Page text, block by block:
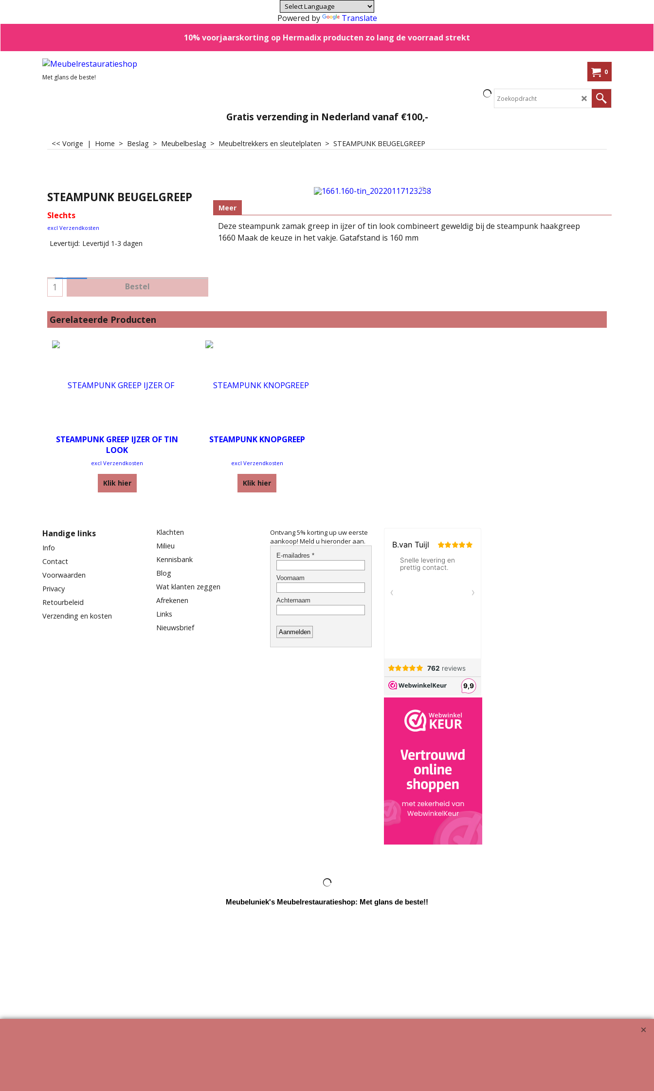
Powered by
Translate
10% voorjaarskorting op Hermadix producten zo lang de voorraad strekt
Met glans de beste!
0
Gratis verzending in Nederland vanaf €100,-
<< Vorige | Home > Beslag > Meubelbeslag > Meubeltrekkers en sleutelplaten > STEAMPUNK BEUGELGREEP
STEAMPUNK BEUGELGREEP
Slechts
excl Verzendkosten
Levertijd: Levertijd 1-3 dagen
Bestel
Meer
Deze steampunk zamak greep in ijzer of tin look combineert geweldig bij de steampunk haakgreep
1660 Maak de keuze in het vakje. Gatafstand is 160 mm
Gerelateerde Producten
STEAMPUNK GREEP IJZER OF TIN
LOOK
excl Verzendkosten
Klik hier
STEAMPUNK KNOPGREEP
excl Verzendkosten
Klik hier
Handige links
Info
Contact
Voorwaarden
Privacy
Retourbeleid
Verzending en kosten
Klachten
Milieu
Kennisbank
Blog
Wat klanten zeggen
Afrekenen
Links
Nieuwsbrief
Ontvang 5% korting up uw eerste
aankoop! Meld u hieronder aan.
Meubeluniek's Meubelrestauratieshop: Met glans de beste!!